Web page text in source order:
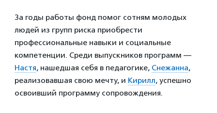
За годы работы фонд помог сотням молодых
людей из групп риска приобрести
профессиональные навыки и социальные
компетенции. Среди выпускников программ —
Настя, нашедшая себя в педагогике, Снежанна,
реализовавшая свою мечту, и Кирилл, успешно
освоивший программу сопровождения.